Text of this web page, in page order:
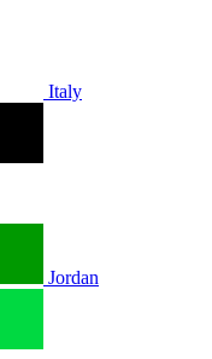
Italy
Jordan